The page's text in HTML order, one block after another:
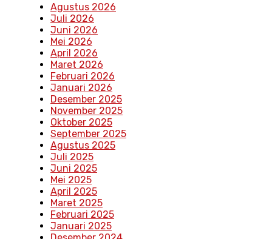
Agustus 2026
Juli 2026
Juni 2026
Mei 2026
April 2026
Maret 2026
Februari 2026
Januari 2026
Desember 2025
November 2025
Oktober 2025
September 2025
Agustus 2025
Juli 2025
Juni 2025
Mei 2025
April 2025
Maret 2025
Februari 2025
Januari 2025